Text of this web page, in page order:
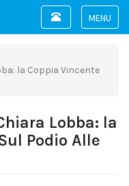
Toggle
Toggle
navigation
la Coppia Vincente
Lobba: la
Podio Alle